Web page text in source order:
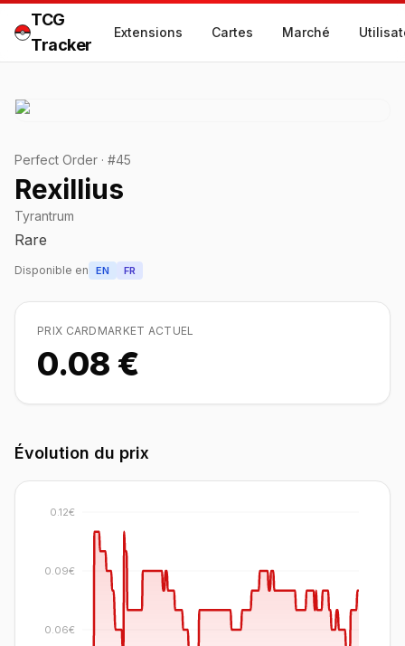
TCG
Tracker
Extensions Cartes Marché
Perfect Order · #45
Rexillius
Tyrantrum
Rare
Disponible en EN FR
PRIX CARDMARKET ACTUEL
0.08 €
Évolution du prix
0.06€
0.09€
0.12€